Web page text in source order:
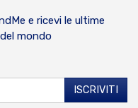
e ricevi le ultime
mondo